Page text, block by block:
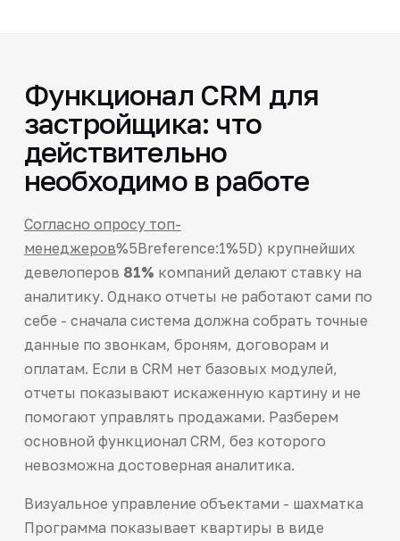
Функционал CRM для
застройщика: что
действительно
необходимо в работе
Согласно опросу топ-
менеджеров%5Breference:1%5D) крупнейших
девелоперов 81% компаний делают ставку на
аналитику. Однако отчеты не работают сами по
себе - сначала система должна собрать точные
данные по звонкам, броням, договорам и
оплатам. Если в CRM нет базовых модулей,
отчеты показывают искаженную картину и не
помогают управлять продажами. Разберем
основной функционал CRM, без которого
невозможна достоверная аналитика.
Визуальное управление объектами - шахматка
Программа показывает квартиры в виде